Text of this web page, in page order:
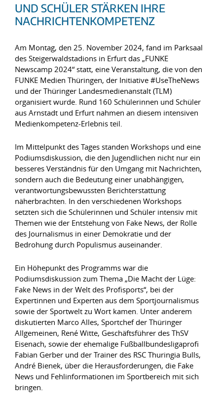
UND SCHÜLER STÄRKEN IHRE
NACHRICHTENKOMPETENZ
Am Montag, den 25. November 2024, fand im Parksaal
des Steigerwaldstadions in Erfurt das „FUNKE
Newscamp 2024“ statt, eine Veranstaltung, die von den
FUNKE Medien Thüringen, der Initiative #UseTheNews
und der Thüringer Landesmedienanstalt (TLM)
organisiert wurde. Rund 160 Schülerinnen und Schüler
aus Arnstadt und Erfurt nahmen an diesem intensiven
Medienkompetenz-Erlebnis teil.
Im Mittelpunkt des Tages standen Workshops und eine
Podiumsdiskussion, die den Jugendlichen nicht nur ein
besseres Verständnis für den Umgang mit Nachrichten,
sondern auch die Bedeutung einer unabhängigen,
verantwortungsbewussten Berichterstattung
näherbrachten. In den verschiedenen Workshops
setzten sich die Schülerinnen und Schüler intensiv mit
Themen wie der Entstehung von Fake News, der Rolle
des Journalismus in einer Demokratie und der
Bedrohung durch Populismus auseinander.
Ein Höhepunkt des Programms war die
Podiumsdiskussion zum Thema „Die Macht der Lüge:
Fake News in der Welt des Profisports“, bei der
Expertinnen und Experten aus dem Sportjournalismus
sowie der Sportwelt zu Wort kamen. Unter anderem
diskutierten Marco Alles, Sportchef der Thüringer
Allgemeinen, René Witte, Geschäftsführer des ThSV
Eisenach, sowie der ehemalige Fußballbundesligaprofi
Fabian Gerber und der Trainer des RSC Thuringia Bulls,
André Bienek, über die Herausforderungen, die Fake
News und Fehlinformationen im Sportbereich mit sich
bringen.